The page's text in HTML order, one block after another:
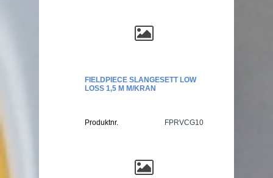
FIELDPIECE SLANGESETT LOW
LOSS 1,5 M M/KRAN
Produktnr. FPRVCG10